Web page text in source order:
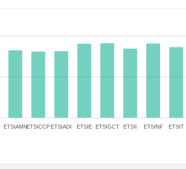
ETSIAMNETSICCP ETSIADI ETSIE ETSIGCT ETSII ETSINF ETSIT